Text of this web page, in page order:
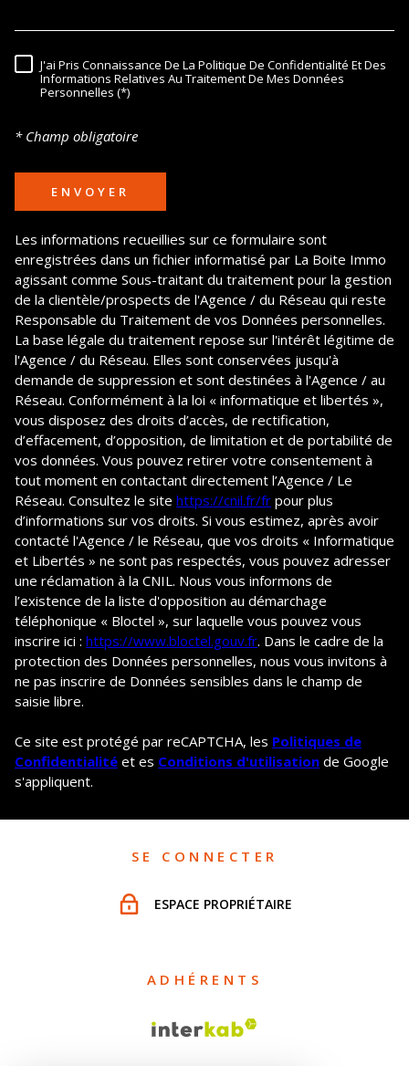
RÈGLEMENTATION
J'ai Pris Connaissance De La Politique De Confidentialité Et Des
Informations Relatives Au Traitement De Mes Données
Personnelles (*)
* Champ obligatoire
ENVOYER
Les informations recueillies sur ce formulaire sont
enregistrées dans un fichier informatisé par La Boite Immo
agissant comme Sous-traitant du traitement pour la gestion
de la clientèle/prospects de l'Agence / du Réseau qui reste
Responsable du Traitement de vos Données personnelles.
La base légale du traitement repose sur l'intérêt légitime de
l'Agence / du Réseau. Elles sont conservées jusqu'à
demande de suppression et sont destinées à l'Agence / au
Réseau. Conformément à la loi « informatique et libertés »,
vous disposez des droits d’accès, de rectification,
d’effacement, d’opposition, de limitation et de portabilité de
vos données. Vous pouvez retirer votre consentement à
tout moment en contactant directement l’Agence / Le
Réseau. Consultez le site https://cnil.fr/fr pour plus
d’informations sur vos droits. Si vous estimez, après avoir
contacté l'Agence / le Réseau, que vos droits « Informatique
et Libertés » ne sont pas respectés, vous pouvez adresser
une réclamation à la CNIL. Nous vous informons de
l’existence de la liste d'opposition au démarchage
téléphonique « Bloctel », sur laquelle vous pouvez vous
inscrire ici : https://www.bloctel.gouv.fr. Dans le cadre de la
protection des Données personnelles, nous vous invitons à
ne pas inscrire de Données sensibles dans le champ de
saisie libre.
Ce site est protégé par reCAPTCHA, les Politiques de
Confidentialité et es Conditions d'utilisation de Google
s'appliquent.
SE CONNECTER
ESPACE PROPRIÉTAIRE
ADHÉRENTS